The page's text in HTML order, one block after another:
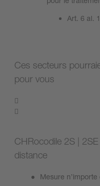
Art. 6 al.
Ces secteurs
pour vous
CHRocodile 2S |
distance
Mesure